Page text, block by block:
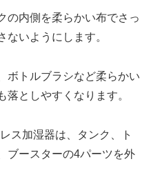
の内側を柔らかい布でさっ
ないようにします。
ボトルブラシなど柔らかい
としやすくなります。
ス加湿器は、タンク、ト
ブースターの4パーツを外